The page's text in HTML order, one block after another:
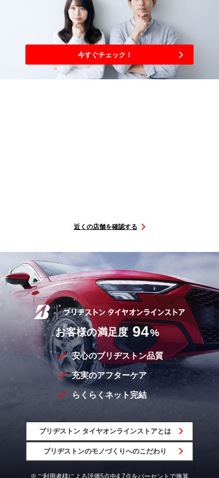
今すぐチェック！
近くの店舗を確認する
お客様の満足度 94%
安心のブリヂストン品質
充実のアフターケア
らくらくネット完結
ブリヂストン タイヤオンラインストアとは
ブリヂストンのモノづくりへのこだわり
※ご利用者様による評価5点中4.7点をパーセントで換算